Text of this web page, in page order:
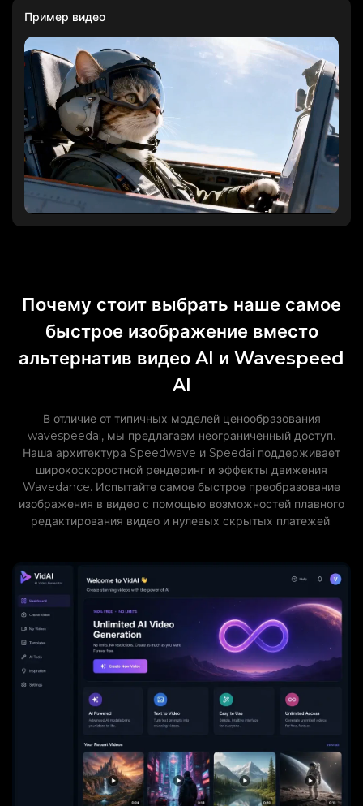
Пример видео
Почему стоит выбрать наше самое
быстрое изображение вместо
альтернатив видео AI и Wavespeed
AI
В отличие от типичных моделей ценообразования
wavespeedai, мы предлагаем неограниченный доступ.
Наша архитектура Speedwave и Speedai поддерживает
широкоскоростной рендеринг и эффекты движения
Wavedance. Испытайте самое быстрое преобразование
изображения в видео с помощью возможностей плавного
редактирования видео и нулевых скрытых платежей.